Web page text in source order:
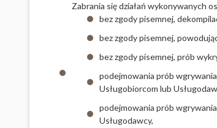
Zabrania się działań wykonywanych
bez zgody pisemnej,
bez zgody pisemnej,
bez zgody pisemnej, prób
podejmowania prób
Usługobiorcom lub
podejmowania prób
Usługodawcy,